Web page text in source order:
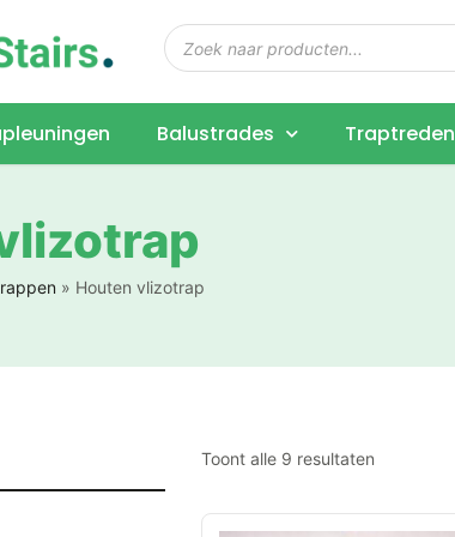
Balustrades Traptreden
» Houten vlizotrap
Toont alle 9 resultaten